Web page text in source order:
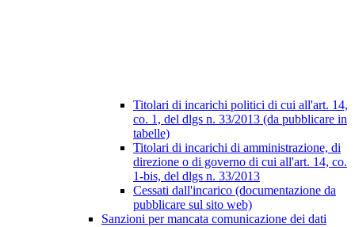
Titolari di incarichi politici di cui all'art. 14,
co. 1, del dlgs n. 33/2013 (da pubblicare in
tabelle)
Titolari di incarichi di amministrazione, di
direzione o di governo di cui all'art. 14, co.
1-bis, del dlgs n. 33/2013
Cessati dall'incarico (documentazione da
pubblicare sul sito web)
Sanzioni per mancata comunicazione dei dati